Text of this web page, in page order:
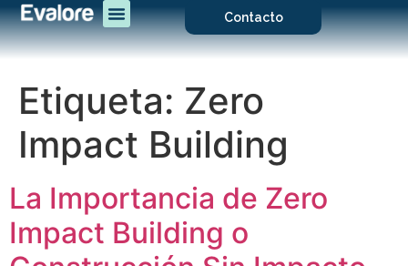
Contacto
Etiqueta: Zero
Impact Building
La Importancia de Zero
Impact Building o